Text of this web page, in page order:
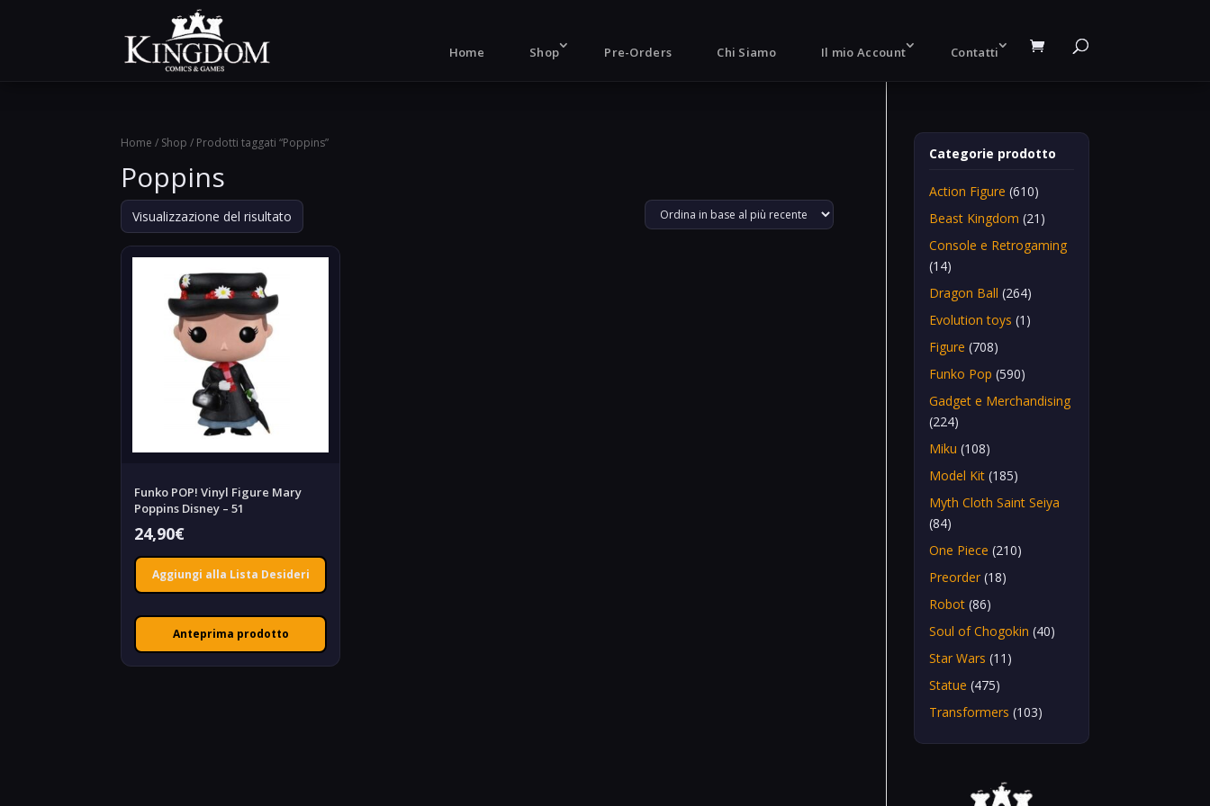
Home Shop Pre-Orders Chi Siamo Il mio Account Contatti
Home / Shop / Prodotti taggati “Poppins”
Poppins
Visualizzazione del risultato
Funko POP! Vinyl Figure Mary
Poppins Disney – 51
24,90€
Aggiungi alla Lista Desideri
Anteprima prodotto
Categorie prodotto
Action Figure (610)
Beast Kingdom (21)
Console e Retrogaming
(14)
Dragon Ball (264)
Evolution toys (1)
Figure (708)
Funko Pop (590)
Gadget e Merchandising
(224)
Miku (108)
Model Kit (185)
Myth Cloth Saint Seiya
(84)
One Piece (210)
Preorder (18)
Robot (86)
Soul of Chogokin (40)
Star Wars (11)
Statue (475)
Transformers (103)